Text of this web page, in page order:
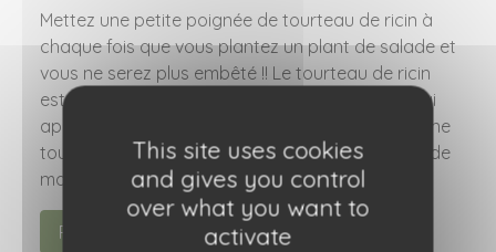
Mettez une petite poignée de tourteau de ricin à
chaque fois que vous plantez un plant de salade et
vous ne serez plus embêté !! Le tourteau de ricin
est un produit naturel issu d’une plante (ricin) qui
apporte de l’engrais de fond au potager et élimine
tout les vers gris vers blancs, taupins sans faire de
mal à nos petits ver de terre.
Revenir aux astuces
This site uses cookies
and gives you control
over what you want to
activate